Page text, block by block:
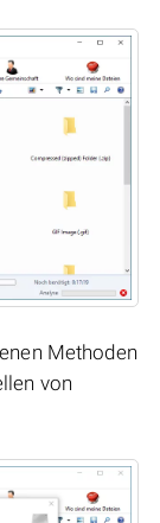
Methoden
von